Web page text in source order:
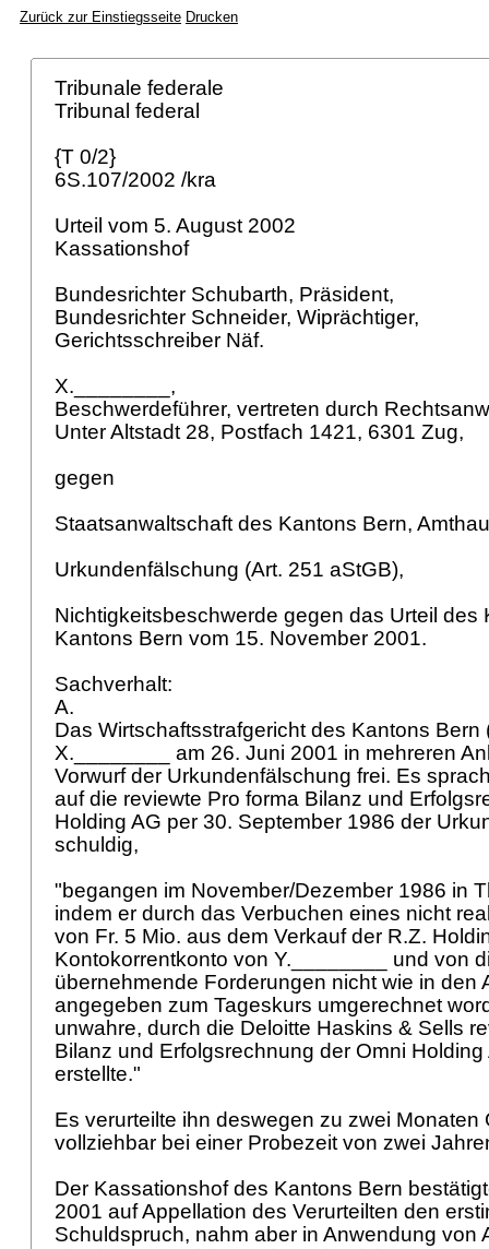
Zurück zur Einstiegsseite Drucken
Tribunale federale
Tribunal federal
{T 0/2}
6S.107/2002 /kra
Urteil vom 5. August 2002
Kassationshof
Bundesrichter Schubarth, Präsident,
Bundesrichter Schneider, Wiprächtiger,
Gerichtsschreiber Näf.
X.________,
Beschwerdeführer, vertreten durch
Unter Altstadt 28, Postfach 1421, 6301 Zug,
gegen
Staatsanwaltschaft des Kantons Bern,
Urkundenfälschung (Art. 251 aStGB),
Nichtigkeitsbeschwerde gegen das Urteil des
Kantons Bern vom 15. November 2001.
Sachverhalt:
A.
Das Wirtschaftsstrafgericht des Kantons Bern
X.________ am 26. Juni 2001 in mehreren
Vorwurf der Urkundenfälschung frei. Es
auf die reviewte Pro forma Bilanz und
Holding AG per 30. September 1986 der
schuldig,
"begangen im November/Dezember 1986 in
indem er durch das Verbuchen eines nicht
von Fr. 5 Mio. aus dem Verkauf der R.Z.
Kontokorrentkonto von Y.________ und von
übernehmende Forderungen nicht wie in den
angegeben zum Tageskurs umgerechnet
unwahre, durch die Deloitte Haskins & Sells
Bilanz und Erfolgsrechnung der Omni
erstellte."
Es verurteilte ihn deswegen zu zwei Monaten
vollziehbar bei einer Probezeit von zwei
Der Kassationshof des Kantons Bern
2001 auf Appellation des Verurteilten den
Schuldspruch, nahm aber in Anwendung von